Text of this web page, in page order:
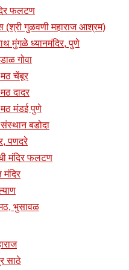
फलटण
(श्री गुळवणी महाराज आश्रम)
मुंगळे ध्यानमंदिर, पुणे
गोवा
मठ चेंबूर
दादर
मठ मंडई पुणे
संस्थान बडोदा
पणदरे
मंदिर फलटण
मंदिर
मठ, भुसावळ
साठे